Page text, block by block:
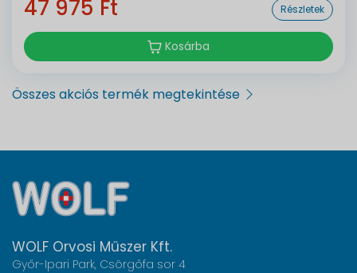
47 975 Ft Részletek
Kosárba
Összes akciós termék megtekintése
WOLF Orvosi Műszer Kft.
Győr-Ipari Park, Csörgőfa sor 4